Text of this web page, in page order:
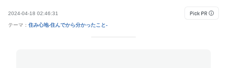
2024-04-18 02:46:31
テーマ： 住み心地-住んでから分かったこと-